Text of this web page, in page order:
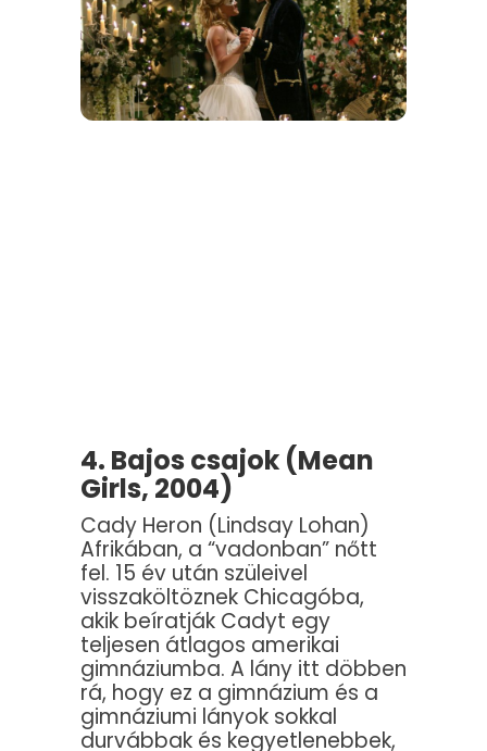
4. Bajos csajok (Mean
Girls, 2004)
Cady Heron (Lindsay Lohan)
Afrikában, a “vadonban” nőtt
fel. 15 év után szüleivel
visszaköltöznek Chicagóba,
akik beíratják Cadyt egy
teljesen átlagos amerikai
gimnáziumba. A lány itt döbben
rá, hogy ez a gimnázium és a
gimnáziumi lányok sokkal
durvábbak és kegyetlenebbek,